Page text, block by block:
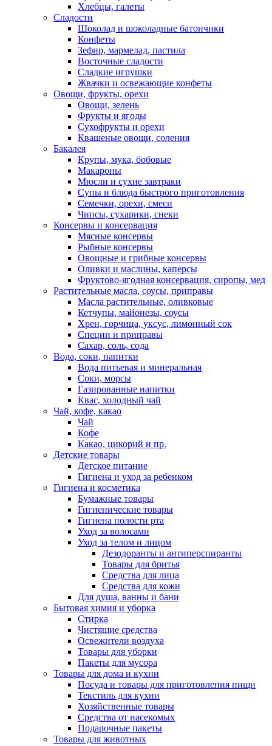
Хлебцы, галеты
Сладости
Шоколад и шоколадные батончики
Конфеты
Зефир, мармелад, пастила
Восточные сладости
Сладкие игрушки
Жвачки и освежающие конфеты
Овощи, фрукты, орехи
Овощи, зелень
Фрукты и ягоды
Сухофрукты и орехи
Квашеные овощи, соления
Бакалея
Крупы, мука, бобовые
Макароны
Мюсли и сухие завтраки
Супы и блюда быстрого приготовления
Семечки, орехи, смеси
Чипсы, сухарики, снеки
Консервы и консервация
Мясные консервы
Рыбные консервы
Овощные и грибные консервы
Оливки и маслины, каперсы
Фруктово-ягодная консервация, сиропы, мед
Растительные масла, соусы, приправы
Масла растительные, оливковые
Кетчупы, майонезы, соусы
Хрен, горчица, уксус, лимонный сок
Специи и приправы
Сахар, соль, сода
Вода, соки, напитки
Вода питьевая и минеральная
Соки, морсы
Газированные напитки
Квас, холодный чай
Чай, кофе, какао
Чай
Кофе
Какао, цикорий и пр.
Детские товары
Детское питание
Гигиена и уход за ребенком
Гигиена и косметика
Бумажные товары
Гигиенические товары
Гигиена полости рта
Уход за волосами
Уход за телом и лицом
Дезодоранты и антиперспиранты
Товары для бритья
Средства для лица
Средства для кожи
Для душа, ванны и бани
Бытовая химия и уборка
Стирка
Чистящие средства
Освежители воздуха
Товары для уборки
Пакеты для мусора
Товары для дома и кухни
Посуда и товары для приготовления пищи
Текстиль для кухни
Хозяйственные товары
Средства от насекомых
Подарочные пакеты
Товары для животных